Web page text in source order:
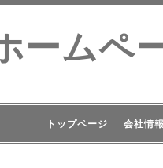
ームペ
トップページ 会社情報